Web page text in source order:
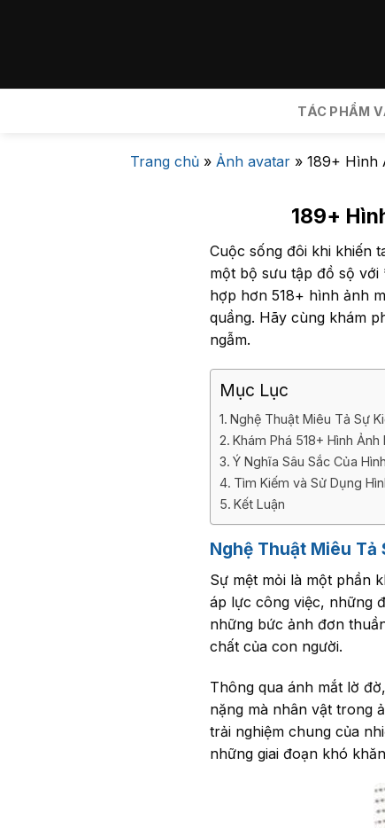
TÁC PHẨM
Trang chủ » Ảnh avatar » 189+ Hình
189+
Cuộc sống đôi khi khiến
một bộ sưu tập đồ sộ với
hợp hơn 518+ hình ảnh
quầng. Hãy cùng khám
ngẫm.
Mục Lục
Nghệ Thuật Miêu Tả Sự
Khám Phá 518+ Hình Ảnh
Ý Nghĩa Sâu Sắc Của
Tìm Kiếm và Sử Dụng
Kết Luận
Nghệ Thuật Miêu Tả
Sự mệt mỏi là một phần
áp lực công việc, những
những bức ảnh đơn
chất của con người.
Thông qua ánh mắt lờ
nặng mà nhân vật trong
trải nghiệm chung của
những giai đoạn khó